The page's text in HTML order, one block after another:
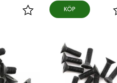
Lägg till i favoriter
KÖP